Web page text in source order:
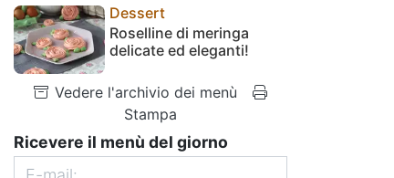
Dessert
Roselline di meringa
delicate ed eleganti!
Vedere l'archivio dei menù
Stampa
Ricevere il menù del giorno